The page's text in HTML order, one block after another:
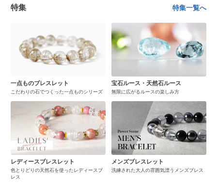
特集 特集一覧へ
一点ものブレスレット
こだわりの石でつくった一点ものシリーズ
宝石ルース・天然石ルース
無限に広がるルースの楽しみ方
レディースブレスレット
色とりどりの天然石を使ったレディースブ
レス
メンズブレスレット
洗練された大人の雰囲気漂うメンズブレス